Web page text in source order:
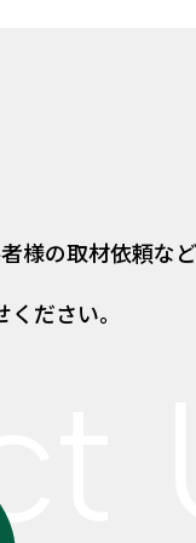
様の取材依頼な
ださい。